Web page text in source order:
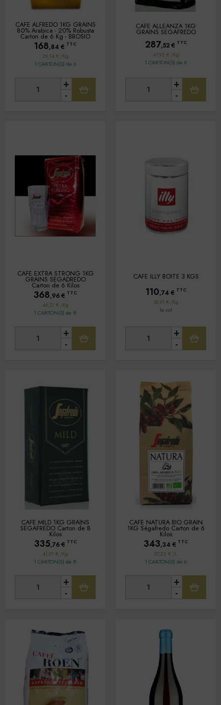
CAFE ALFREDO 1KG GRAINS
80% Arabica - 20% Robusta
Carton de 6 Kg - BROSIO
168,84 € TTC
28,14 € /Kg
1 CARTON(S) de 6
-
+
CAFE ALLEANZA 1KG
GRAINS SEGAFREDO
287,52€ TTC
47,92 € /Kg
1 CARTON(S) de 6
-
+
CAFE EXTRA STRONG 1KG
GRAINS SEGADREDO
Carton de 6 Kilos
368,96€ TTC
46,12 € /Kg
1 CARTON(S) de 8
-
+
CAFE ILLY BOITE 3 KGS
110,74 € TTC
36,91 € /Kg
le col
-
+
CAFE MILD 1KG GRAINS
SEGAFREDO Carton de 8
Kilos
335,76€ TTC
41,97 € /Kg
1 CARTON(S) de 8
-
+
CAFE NATURA BIO GRAIN
1KG Ségafredo Carton de 6
Kilos
343,34 € TTC
57,22 € /L
1 CARTON(S) de 6
-
+